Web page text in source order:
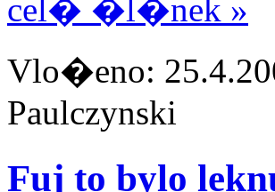
cel� �l�nek »
Vlo�eno:
Paulczynski
Fuj to bylo